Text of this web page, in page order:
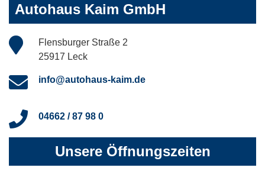
Autohaus Kaim GmbH
Flensburger Straße 2
25917 Leck
info@autohaus-kaim.de
04662 / 87 98 0
Unsere Öffnungszeiten